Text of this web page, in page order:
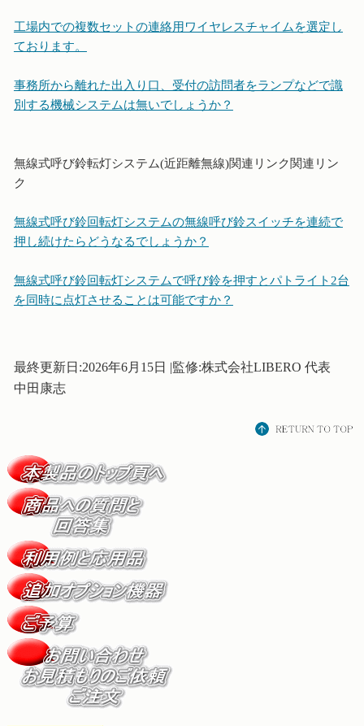
工場内での複数セットの連絡用ワイヤレスチャイムを選定し
ております。
事務所から離れた出入り口、受付の訪問者をランプなどで識
別する機械システムは無いでしょうか？
無線式呼び鈴転灯システム(近距離無線)関連リンク関連リン
ク
無線式呼び鈴回転灯システムの無線呼び鈴スイッチを連続で
押し続けたらどうなるでしょうか？
無線式呼び鈴回転灯システムで呼び鈴を押すとパトライト2台
を同時に点灯させることは可能ですか？
最終更新日:2026年6月15日 |監修:株式会社LIBERO 代表
中田康志